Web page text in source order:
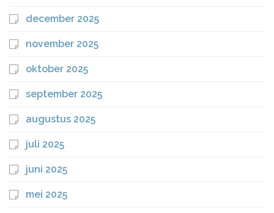
december 2025
november 2025
oktober 2025
september 2025
augustus 2025
juli 2025
juni 2025
mei 2025